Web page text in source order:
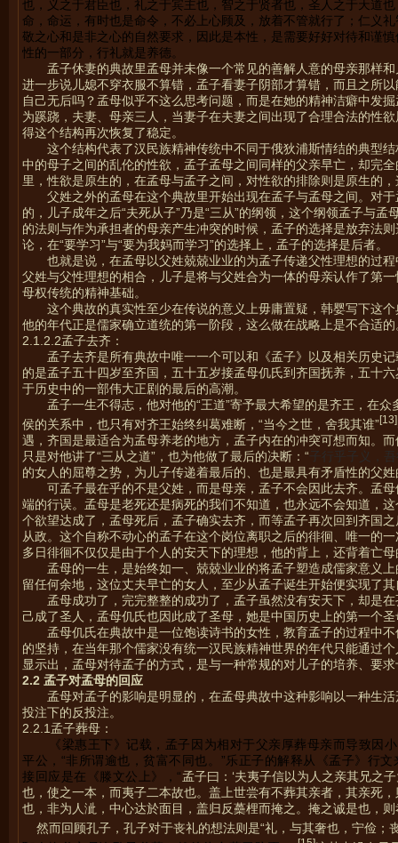
也，义之于君臣也，礼之于宾主也，智之于贤者也，圣人之于天道
命，命运，有时也是命令，不必上心顾及，放着不管就行了；仁义
敬之心和是非之心的自然要求，因此是本性，是需要好好对待和谨
性的一部分，行礼就是养德。
孟子休妻的典故里孟母并未像一个常见的善解人意的母亲那样
进一步说儿媳不穿衣服不算错，孟子看妻子阴部才算错，而且之所
自己无后吗？孟母似乎不这么思考问题，而是在她的精神洁癖中发
为蹊跷，夫妻、母亲三人，当妻子在夫妻之间出现了合理合法的性
得这个结构再次恢复了稳定。
这个结构代表了汉民族精神传统中不同于俄狄浦斯情结的典型
中的母子之间的乱伦的性欲，孟子孟母之间同样的父亲早亡，却完
里，性欲是原生的，在孟母与孟子之间，对性欲的排除则是原生的
父姓之外的孟母在这个典故里开始出现在孟子与孟母之间。对
的，儿子成年之后“夫死从子”乃是“三从”的纲领，这个纲领孟子与
的法则与作为承担者的母亲产生冲突的时候，孟子的选择是放弃法
论，在“要学习”与“要为我妈而学习”的选择上，孟子的选择是后者。
也就是说，在孟母以父姓兢兢业业的为孟子传递父性理想的过
父姓与父性理想的相合，儿子是将与父姓合为一体的母亲认作了第
母权传统的精神基础。
这个典故的真实性至少在传说的意义上毋庸置疑，韩婴写下这
他的年代正是儒家确立道统的第一阶段，这么做在战略上是不合适的
2.1.2.2孟子去齐：
孟子去齐是所有典故中唯一一个可以和《孟子》以及相关历史
的是孟子五十四岁至齐国，五十五岁接孟母仉氏到齐国抚养，五十
于历史中的一部伟大正剧的最后的高潮。
孟子一生不得志，他对他的“王道”寄予最大希望的是齐王，在
侯的关系中，也只有对齐王始终纠葛难断，“当今之世，舍我其谁”[13]
遇，齐国是最适合为孟母养老的地方，孟子内在的冲突可想而知。
只是对他讲了“三从之道”，也为他做了最后的决断：“子行乎子义，
的女人的屈尊之势，为儿子传递着最后的、也是最具有矛盾性的父
可孟子最在乎的不是父姓，而是母亲，孟子不会因此去齐。孟
端的行误。孟母是老死还是病死的我们不知道，也永远不会知道，
个欲望达成了，孟母死后，孟子确实去齐，而等孟子再次回到齐国
从政。这个自称不动心的孟子在这个岗位离职之后的徘徊、唯一的
多日徘徊不仅仅是由于个人的安天下的理想，他的背上，还背着亡
孟母的一生，是始终如一、兢兢业业的将孟子塑造成儒家意义
留任何余地，这位丈夫早亡的女人，至少从孟子诞生开始便实现了
孟母成功了，完完整整的成功了，孟子虽然没有安天下，却是
己成了圣人，孟母仉氏也因此成了圣母，她是中国历史上的第一个
孟母仉氏在典故中是一位饱读诗书的女性，教育孟子的过程中
的坚持，在当年那个儒家没有统一汉民族精神世界的年代只能通过
显示出，孟母对待孟子的方式，是与一种常规的对儿子的培养、要
2.2 孟子对孟母的回应
孟母对孟子的影响是明显的，在孟母典故中这种影响以一种生
投注下的反投注。
2.2.1孟子葬母：
《梁惠王下》记载，孟子因为相对于父亲厚葬母亲而导致因
平公，“非所谓逾也，贫富不同也。”乐正子的解释从《孟子》行
接回应是在《滕文公上》，“孟子曰：‘夫夷子信以为人之亲其兄之
也，使之一本，而夷子二本故也。盖上世尝有不葬其亲者，其亲死
也，非为人泚，中心达於面目，盖归反蘽梩而掩之。掩之诚是也，则
然而回顾孔子，孔子对于丧礼的想法则是“礼，与其奢也，宁俭；